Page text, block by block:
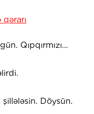
Qıpqırmızı…
Döysün.